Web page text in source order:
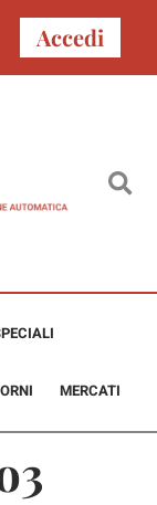
Accedi
MERCATI